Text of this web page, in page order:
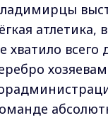
хватило